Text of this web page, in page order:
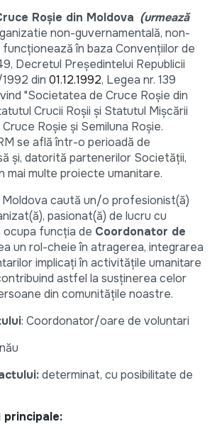
Roșie din Moldova (urmează
non-guvernamentală, non-
în baza Convențiilor de
Decretul Președintelui Republicii
din 01.12.1992, Legea nr. 139
"Societatea de Cruce Roșie din
Crucii Roșii și Statutul Mișcării
Roșie și Semiluna Roșie.
se află într-o perioadă de
și, datorită partenerilor Societății,
mai multe proiecte umanitare.
Moldova caută un/o profesionist(ă)
pasionat(ă) de lucru cu
ocupa funcția de Coordonator de
un rol-cheie în atragerea, integrarea
implicați în activitățile umanitare
astfel la susținerea celor
din comunitățile noastre.
: Coordonator/oare de voluntari
determinat, cu posibilitate de
principale: